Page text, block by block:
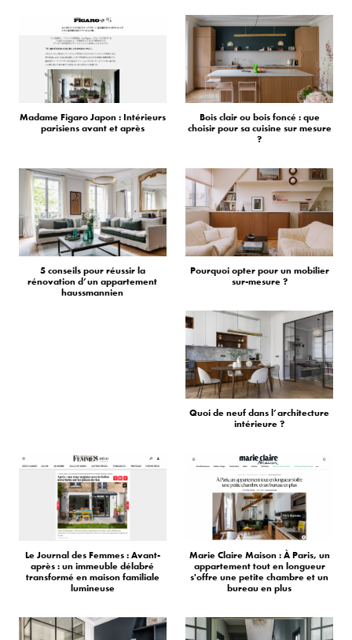
Madame Figaro Japon : Intérieurs
parisiens avant et après
Bois clair ou bois foncé : que
choisir pour sa cuisine sur mesure
?
5 conseils pour réussir la
rénovation d’un appartement
haussmannien
Pourquoi opter pour un mobilier
sur-mesure ?
Quoi de neuf dans l’architecture
intérieure ?
Le Journal des Femmes : Avant-
après : un immeuble délabré
transformé en maison familiale
lumineuse
Marie Claire Maison : À Paris, un
appartement tout en longueur
s'offre une petite chambre et un
bureau en plus